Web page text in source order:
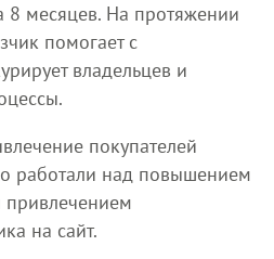
8 месяцев. На протяжении
помогает с
владельцев и
покупателей
работали над повышением
привлечением
на сайт.